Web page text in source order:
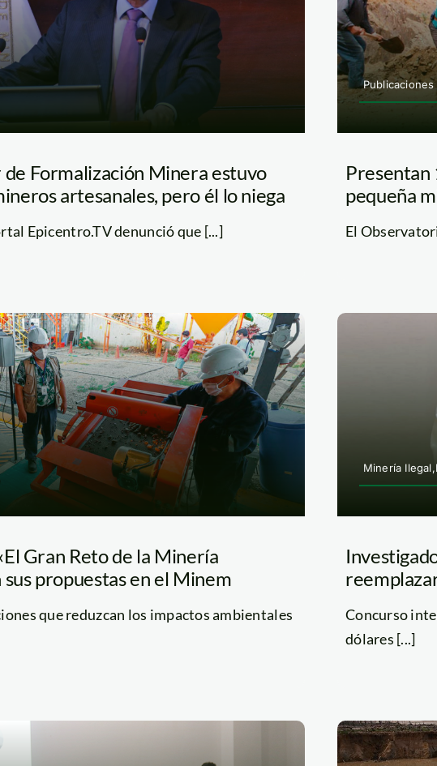
Formalización Minera estuvo
artesanales, pero él lo niega
Epicentro.TV denunció que [...]
Publicaciones
Presentan
pequeña
El
Gran Reto de la Minería
propuestas en el Minem
que reduzcan los impactos ambientales
Minería
Concurso
dólares [...]